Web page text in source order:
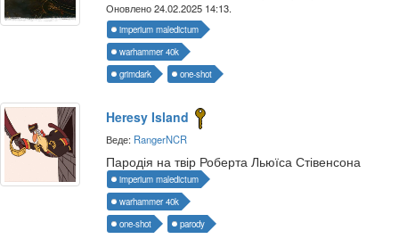
Оновлено 24.02.2025 14:13.
imperium maledictum
warhammer 40k
grimdark
one-shot
Heresy Island
Веде: RangerNCR
Пародія на твір Роберта Льюїса Стівенсона
imperium maledictum
warhammer 40k
one-shot
parody